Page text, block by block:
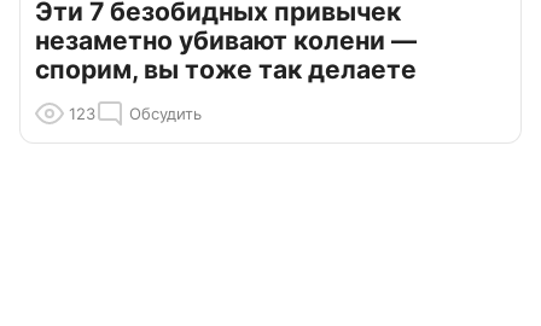
Эти 7 безобидных привычек
незаметно убивают колени —
спорим, вы тоже так делаете
123 Обсудить